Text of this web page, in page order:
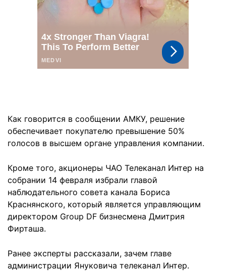
Как говорится в сообщении АМКУ, решение
обеспечивает покупателю превышение 50%
голосов в высшем органе управления компании.
Кроме того, акционеры ЧАО Телеканал Интер на
собрании 14 февраля избрали главой
наблюдательного совета канала Бориса
Краснянского, который является управляющим
директором Group DF бизнесмена Дмитрия
Фирташа.
Ранее эксперты рассказали, зачем главе
администрации Януковича телеканал Интер.